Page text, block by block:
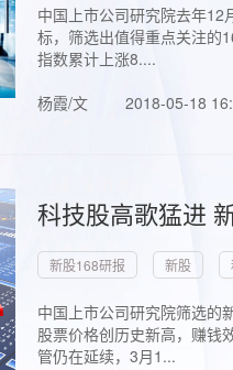
中国上市公司研究院去年
标，筛选出值得重点关注的
指数累计上涨8....
杨霞/文
2018-05-18
科技股高歌猛进
新股168研报 新股
中国上市公司研究院筛选的
股票价格创历史新高，赚钱
管仍在延续，3月1...